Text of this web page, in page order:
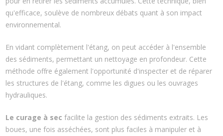
qu'efficace, soulève de nombreux débats quant à son impact
environnemental.
En vidant complètement l'étang, on peut accéder à l'ensemble
des sédiments, permettant un nettoyage en profondeur. Cette
méthode offre également l'opportunité d'inspecter et de réparer
les structures de l'étang, comme les digues ou les ouvrages
hydrauliques.
Le curage à sec facilite la gestion des sédiments extraits. Les
boues, une fois asséchées, sont plus faciles à manipuler et à